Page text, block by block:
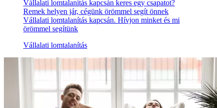
Vállalati lomtalanítás kapcsán keres egy csapatot?
Remek helyen jár, cégünk örömmel segít önnek
Vállalati lomtalanítás kapcsán. Hívjon minket és mi
örömmel segítünk
Vállalati lomtalanítás